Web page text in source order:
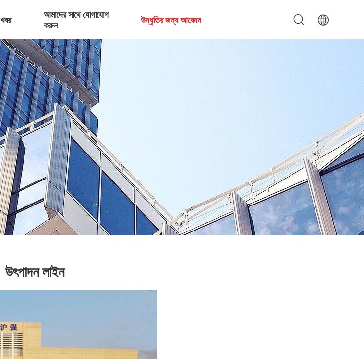
খবর
আমাদের সাথে যোগাযোগ
করুন
উদ্ধৃতির জন্য আবেদন
উৎপাদন লাইন